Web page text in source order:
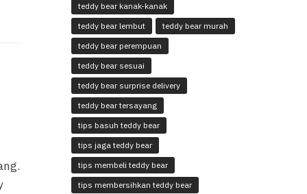
teddy bear kanak-kanak
teddy bear lembut
teddy bear murah
teddy bear perempuan
teddy bear sesuai
teddy bear surprise delivery
teddy bear tersayang
tips basuh teddy bear
tips jaga teddy bear
tips membeli teddy bear
tips membersihkan teddy bear